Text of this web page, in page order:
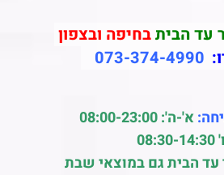
עד הביתבחיפה ובצפון
073-374-4990
א'-ה': 08:00-23:00
ו' 08:30-14:30
עד הבית גם במוצאי שבת